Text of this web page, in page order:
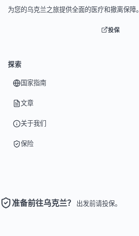
为您的乌克兰之旅提供全面的医疗和撤离保障。
投保
探索
国家指南
文章
关于我们
保险
准备前往乌克兰？ 出发前请投保。